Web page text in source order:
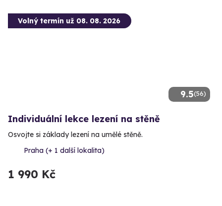
9.5(56)
Volný termín už 08. 08. 2026
Individuální lekce lezení na stěně
Osvojte si základy lezení na umělé stěně.
Praha (+ 1 další lokalita)
1 990 Kč